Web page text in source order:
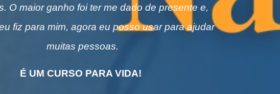
O maior ganho foi ter me dado de presente e,
fiz para mim, agora eu posso usar para ajudar
muitas pessoas.
É UM CURSO PARA VIDA!